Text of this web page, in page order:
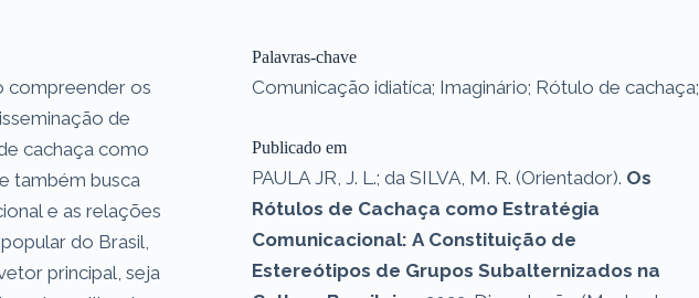
compreender os
de
cachaça como
também busca
e as relações
do Brasil,
principal, seja
Palavras-chave
Comunicação idiatíca; Imaginário; Rótulo de cachaça;
Publicado em
PAULA JR, J. L.; da SILVA, M. R. (Orientador). Os
Rótulos de Cachaça como Estratégia
Comunicacional: A Constituição de
Estereótipos de Grupos Subalternizados na